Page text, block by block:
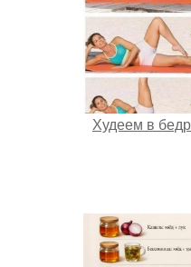
Худеем в